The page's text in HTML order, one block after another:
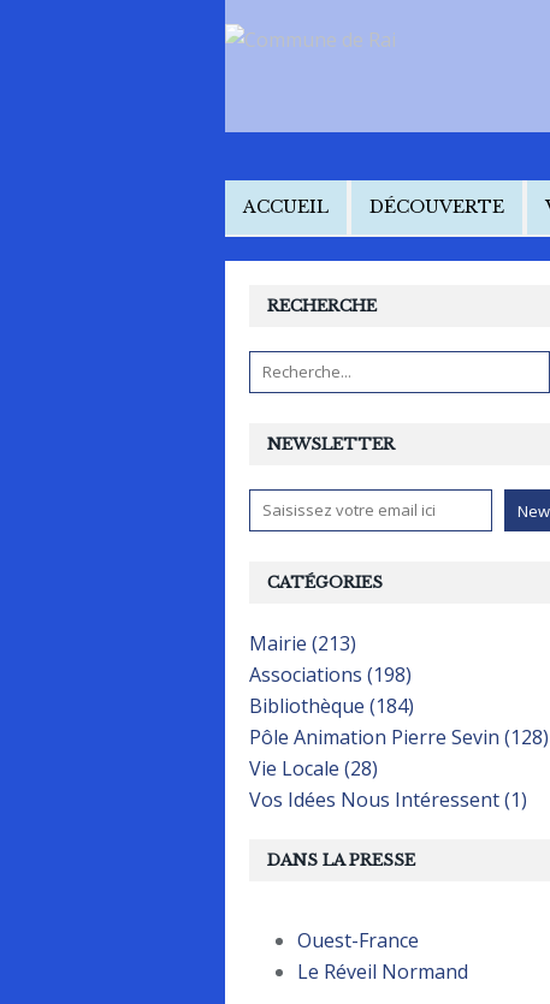
ACCUEIL DÉCOUVERTE
NEWSLETTER
RECHERCHE
CATÉGORIES
Mairie (213)
Associations (198)
Bibliothèque (184)
Pôle Animation Pierre Sevin (128)
Vie Locale (28)
Vos Idées Nous Intéressent (1)
DANS LA PRESSE
Ouest-France
Le Réveil Normand